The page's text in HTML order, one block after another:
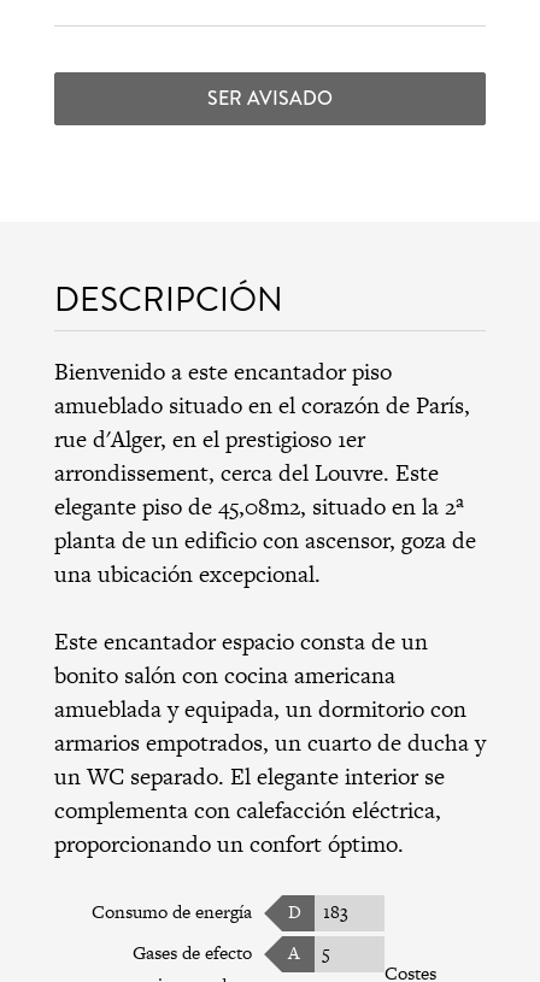
SER AVISADO
DESCRIPCIÓN
Bienvenido a este encantador piso
amueblado situado en el corazón de París,
rue d'Alger, en el prestigioso 1er
arrondissement, cerca del Louvre. Este
elegante piso de 45,08m2, situado en la 2ª
planta de un edificio con ascensor, goza de
una ubicación excepcional.
Este encantador espacio consta de un
bonito salón con cocina americana
amueblada y equipada, un dormitorio con
armarios empotrados, un cuarto de ducha y
un WC separado. El elegante interior se
complementa con calefacción eléctrica,
proporcionando un confort óptimo.
Consumo de energía D
183
Gases de efecto
A
5
Costes